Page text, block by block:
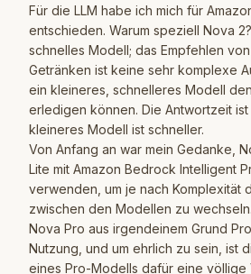
Für die LLM habe ich mich für
entschieden. Warum speziell Nova
schnelles Modell; das Empfehlen
Getränken ist keine sehr komplexe
ein kleineres, schnelleres Modell
erledigen können. Die Antwortzeit
kleineres Modell ist schneller.
Von Anfang an war mein Gedanke,
Lite mit Amazon Bedrock Intelligent
verwenden, um je nach Komplexität
zwischen den Modellen zu
Nova Pro aus irgendeinem Grund
Nutzung, und um ehrlich zu sein, ist
eines Pro-Modells dafür eine völlige